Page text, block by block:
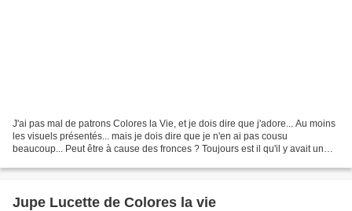
J'ai pas mal de patrons Colores la Vie, et je dois dire que j'adore... Au moins
les visuels présentés... mais je dois dire que je n'en ai pas cousu
beaucoup... Peut être à cause des fronces ? Toujours est il qu'il y avait un
Jupe Lucette de Colores la vie